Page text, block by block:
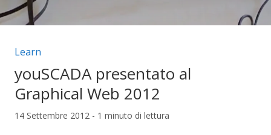
Categorie articolo:
Learn
youSCADA presentato al
Graphical Web 2012
14 Settembre 2012 - 1 minuto di lettura